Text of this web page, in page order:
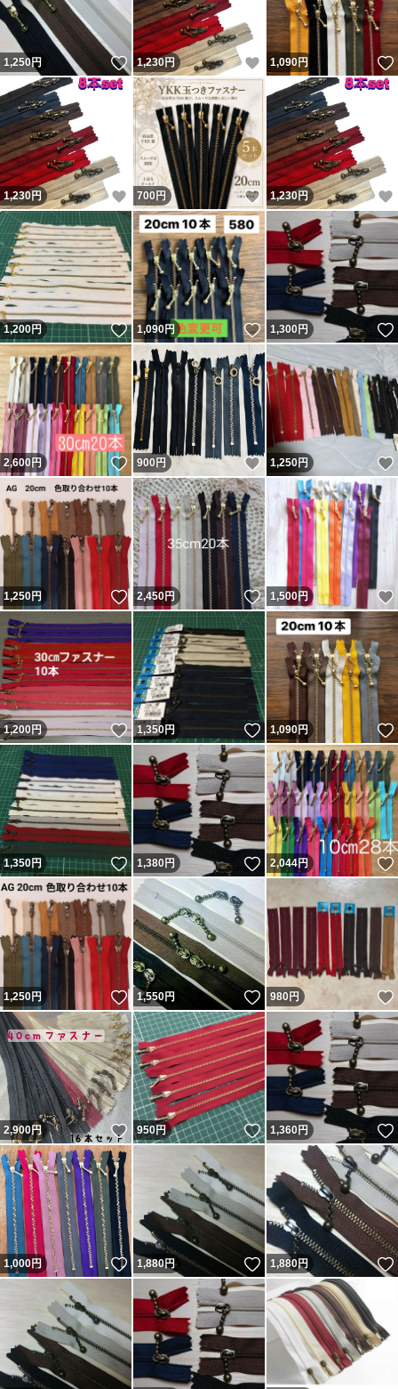
1,250円 いいね！
1,230円 いいね！
1,090円
1,230円 いいね！
700 円 いいね！
1,230円
1,200円 いいね！
1,090円 いいね！
1,300円
2,600円 いいね！
900円 いいね！
1,250円
1,250円 いいね！
2,450円 いいね！
1,500円
1,200円 いいね！
1,350円 いいね！
1,090円
1,350円 いいね！
1,380円 いいね！
2,044円
1,250円 いいね！
1,550円 いいね！
980円
2,900円 いいね！
950円 いいね！
1,360円
1,000円 いいね！
1,880円 いいね！
1,880円